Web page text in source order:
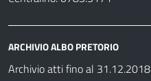
ARCHIVIO ALBO PRETORIO
Archivio atti fino al 31.12.2018